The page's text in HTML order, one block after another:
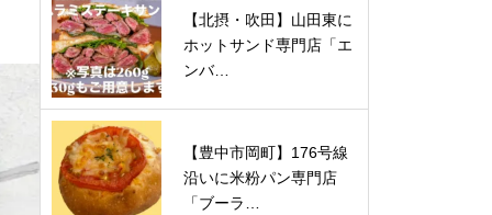
【北摂・吹田】山田東に
ホットサンド専門店「エ
ンバ…
【豊中市岡町】176号線
沿いに米粉パン専門店
「ブーラ…